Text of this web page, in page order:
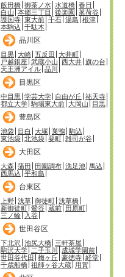
飯田橋 御茶ノ水 水道橋 春日
白山 本郷三丁目 後楽園
茗荷谷
護国寺 東大前 千石 湯島 根津
本駒込 千駄木
品川区
目黒 大崎 五反田 大井町
戸越銀座 武蔵小山 西大井 旗の台
天王洲アイル 品川
目黒区
中目黒 学芸大学 自由が丘 祐天寺
都立大学 駒場東大前 大岡山 目黒
豊島区
池袋 目白 大塚 巣鴨 駒込
東池袋 北池袋 要町 雑司が谷
大田区
大森 蒲田 田園調布 洗足池 馬込
西馬込 平和島
台東区
上野 浅草 御徒町 浅草橋
新御徒町 鶯谷 蔵前 田原町
三ノ輪
入谷
世田谷区
下北沢 池尻大橋 三軒茶屋
駒沢大学 二子玉川
成城学園前
世田谷代田 梅ヶ丘 豪徳寺 経堂
千歳船橋 祖師ヶ谷大蔵 用賀